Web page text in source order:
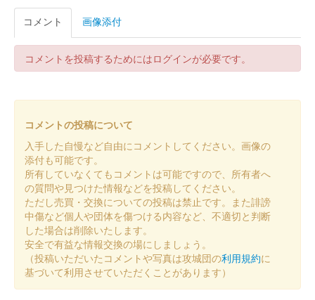
販売終了
2024年4月29日、5月5日に岩槻駅前クレセントモールで開催され
た「岩槻端午の節句イベント」のいわつき武者の倉・友城出展ブ
ースにて販売。50枚限定
倉賀野城 御城印
倉賀野城 御城印 群馬戦国御城印サミット令和五年
春版
販売終了
倉賀野城 御城印 群馬戦国御城印サミット令和五年
コメント 画像添付
コメントを投稿するためにはログインが必要です。
コメントの投稿について
入手した自慢など自由にコメントしてください。画像の
添付も可能です。
所有していなくてもコメントは可能ですので、所有者へ
の質問や見つけた情報などを投稿してください。
ただし売買・交換についての投稿は禁止です。また誹謗
中傷など個人や団体を傷つける内容など、不適切と判断
した場合は削除いたします。
安全で有益な情報交換の場にしましょう。
（投稿いただいたコメントや写真は攻城団の利用規約に
基づいて利用させていただくことがあります）